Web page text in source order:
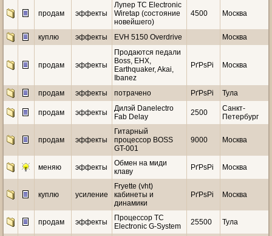
продам эффекты
Лупер TC Electronic
Wiretap (состояние
новейшего)
4500 Москва
куплю эффекты EVH 5150 Overdrive Москва
продам эффекты
Продаются педали
Boss, EHX,
Earthquaker, Akai,
Ibanez
РґРѕРі Москва
продам эффекты потрачено РґРѕРі Тула
продам эффекты
Дилэй Danelectro
Fab Delay
2500
Санкт-
Петербург
продам эффекты
Гитарный
процессор BOSS
GT-001
9000 Москва
меняю эффекты
Обмен на миди
клаву
РґРѕРі Москва
куплю усиление
Fryette (vht)
кабинеты и
динамики
РґРѕРі Москва
продам эффекты
Процессор TC
Electronic G-System
25500 Тула